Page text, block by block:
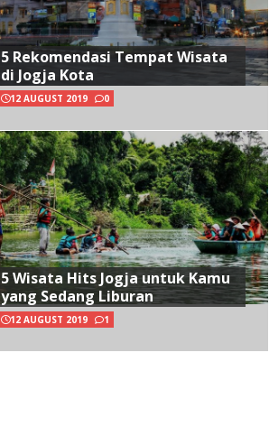
5 Rekomendasi Tempat Wisata
di Jogja Kota
12 AUGUST 2019 0
5 Wisata Hits Jogja untuk Kamu
yang Sedang Liburan
12 AUGUST 2019 1